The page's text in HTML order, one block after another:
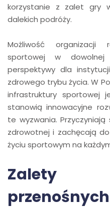
korzystanie z zalet gry
dalekich podróży.
Możliwość organizacji
sportowej w
perspektywy dla
zdrowego trybu życia. W
infrastruktury sportowej
stanowią innowacyjne
te wyzwania.
zdrowotnej i zachęcają
życiu sportowym na